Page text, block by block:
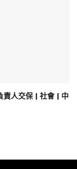
責人交保 | 社會 | 中